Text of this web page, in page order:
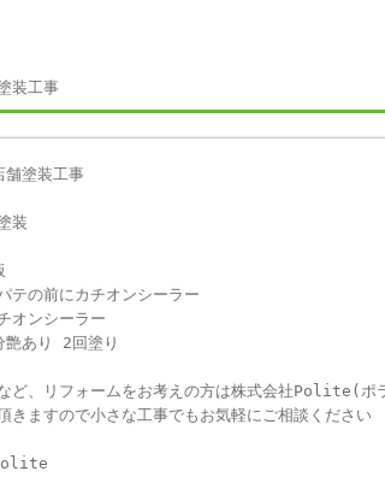
装工事
塗装工事
装
テの前にカチオンシーラー
オンシーラー
艶あり 2回塗り
ど、リフォームをお考えの方は株式会社Polite(ポ
きますので小さな工事でもお気軽にご相談ください